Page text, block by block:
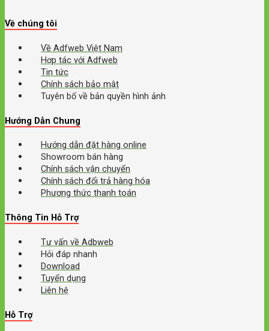
Về chúng tôi
Về Adfweb Việt Nam
Hợp tác với Adfweb
Tin tức
Chính sách bảo mật
Tuyên bố về bản quyền hình ảnh
Hướng Dẫn Chung
Hướng dẫn đặt hàng online
Showroom bán hàng
Chính sách vận chuyển
Chính sách đổi trả hàng hóa
Phương thức thanh toán
Thông Tin Hỗ Trợ
Tư vấn về Adbweb
Hỏi đáp nhanh
Download
Tuyển dụng
Liên hệ
Hỗ Trợ